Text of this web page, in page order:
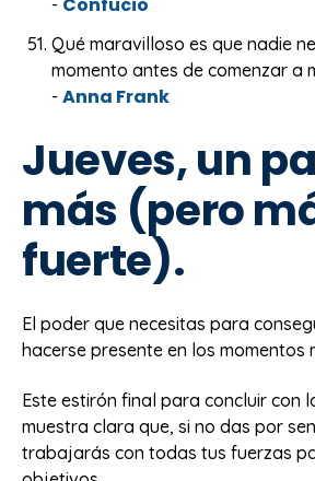
Qué maravilloso es que nadie
momento antes de comenzar a
-Anna Frank
Jueves, un
más (pero
fuerte).
El poder que necesitas para
hacerse presente en los momentos
Este estirón final para concluir con
muestra clara que, si no das por
trabajarás con todas tus fuerzas